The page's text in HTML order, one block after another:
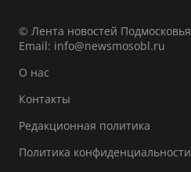
© Лента новостей Подмосковья
Email: info@newsmosobl.ru
О нас
Контакты
Редакционная политика
Политика конфиденциальности